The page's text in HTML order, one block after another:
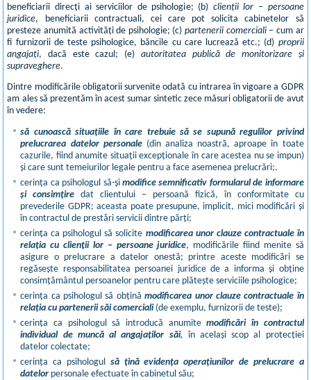
beneficiarii direcți ai serviciilor de psihologie; (b) clienții lor – persoane
juridice, beneficiarii contractuali, cei care pot solicita cabinetelor să
presteze anumită activități de psihologie; (c)partenerii comerciali– cum ar
fi furnizorii de teste psihologice, băncile cu care lucrează etc.; (d) proprii
angajați, dacă este cazul; (e) autoritatea publică de monitorizare și
supraveghere.
Dintre modificările obligatorii survenite odată cu intrarea în vigoare a GDPR
am ales să prezentăm în acest sumar sintetic zece măsuri obligatorii de avut
în vedere:
să cunoască situațiile în care trebuie să se supună regulilor privind
prelucrarea datelor personale(din analiza noastră, aproape în toate
cazurile, fiind anumite situații excepționale în care acestea nu se impun)
și care sunt temeiurilor legale pentru a face asemenea prelucrări;.
cerința ca psihologul să-și modifice semnificativ formularul de informare
și consimțire dat clientului – persoană fizică, în conformitate cu
prevederile GDPR; aceasta poate presupune, implicit, mici modificări și
în contractul de prestări servicii dintre părți;
cerința ca psihologul să solicite modificarea unor clauze contractuale în
relația cu clienții lor – persoane juridice, modificările fiind menite să
asigure o prelucrare a datelor onestă; printre aceste modificări se
regăsește responsabilitatea persoanei juridice de a informa și obține
consimțământul persoanelor pentru care plătește serviciile psihologice;
cerința ca psihologul să obținămodificarea unor clauze contractuale în
relația cu partenerii săi comerciali(de exemplu, furnizorii de teste);
cerința ca psihologul să introducă anumitemodificări în contractul
individual de muncă al angajaților săi, în același scop al protecției
datelor colectate;
cerința ca psihologul să țină evidența operațiunilor de prelucrare a
datelor personale efectuate în cabinetul său;